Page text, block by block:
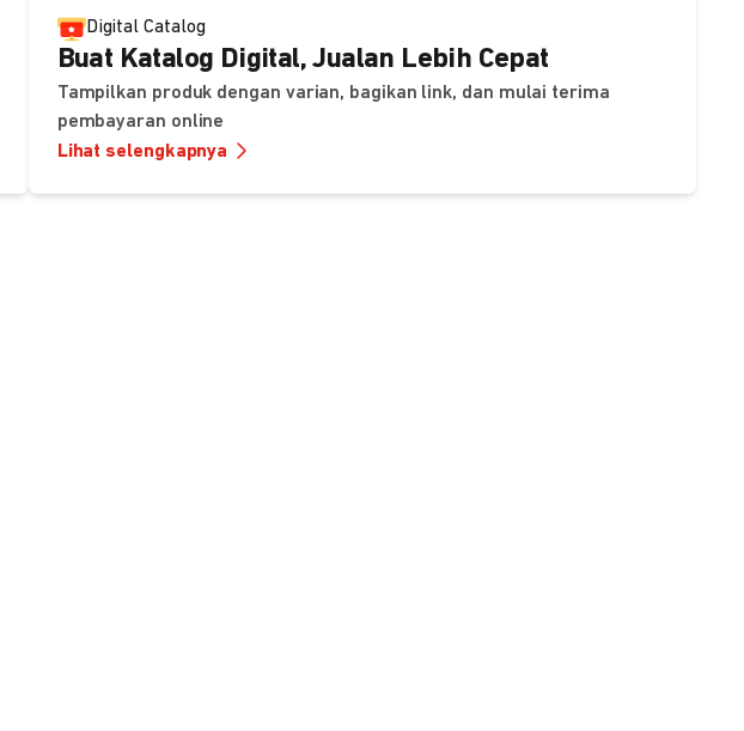
Digital Catalog
Buat Katalog Digital, Jualan Lebih Cepat
Tampilkan produk dengan varian, bagikan link, dan mulai terima
pembayaran online
Lihat selengkapnya